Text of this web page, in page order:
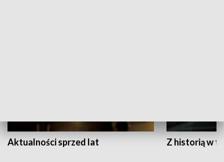
Aktualności sprzed lat Z historią w